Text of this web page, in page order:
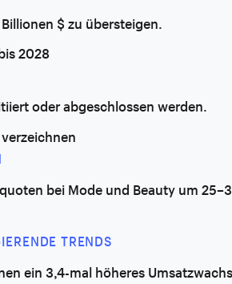
$ zu übersteigen.
2028
oder abgeschlossen werden.
bei Mode und Beauty um
TRENDS
ein 3,4-mal höheres